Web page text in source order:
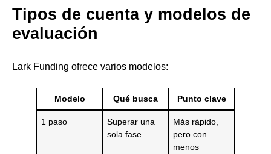
Tipos de cuenta y modelos de
evaluación
Lark Funding ofrece varios modelos:
Modelo Qué busca Punto clave
1 paso
Superar una
sola fase
Más rápido,
pero con
menos